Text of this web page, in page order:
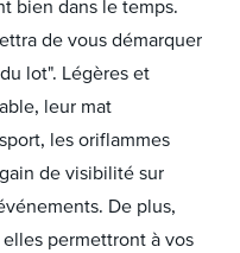
bien dans le temps.
de vous démarquer
lot". Légères et
leur mat
les oriflammes
de visibilité sur
De plus,
permettront à vos